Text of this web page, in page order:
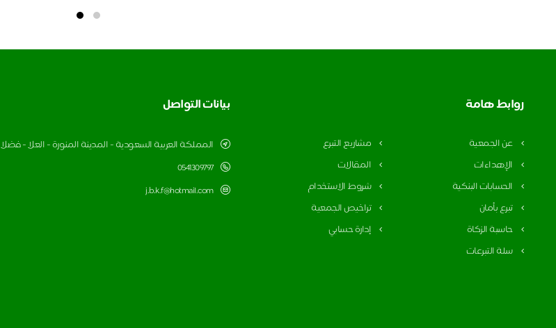
روابط هامة
عن الجمعية
مشاريع التبرع
الإهداءات
المقالات
الحسابات البنكية
شروط الاستخدام
تبرع بأمان
تراخيص الجمعية
حاسبة الزكاة
إدارة حسابي
سلة التبرعات
بيانات التواصل
المملكة العربية السعودية - المدينة المنورة - العلا - فضلا
0541309797
j.b.k.f@hotmail.com